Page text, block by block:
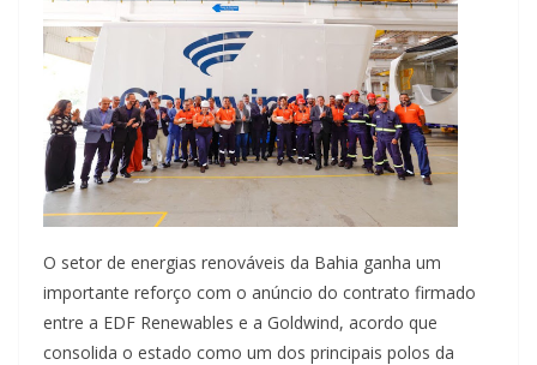
O setor de energias renováveis da Bahia ganha um
importante reforço com o anúncio do contrato firmado
entre a EDF Renewables e a Goldwind, acordo que
consolida o estado como um dos principais polos da